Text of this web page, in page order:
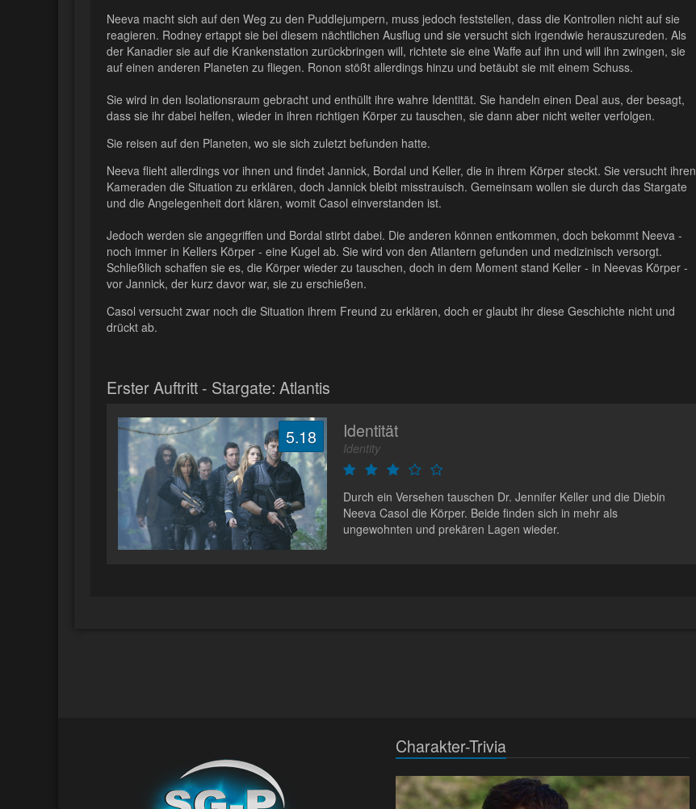
Neeva macht sich auf den Weg zu den Puddlejumpern, muss jedoch feststellen, dass die Kontrollen nicht auf sie
reagieren. Rodney ertappt sie bei diesem nächtlichen Ausflug und sie versucht sich irgendwie herauszureden. Als
der Kanadier sie auf die Krankenstation zurückbringen will, richtete sie eine Waffe auf ihn und will ihn zwingen, sie
auf einen anderen Planeten zu fliegen. Ronon stößt allerdings hinzu und betäubt sie mit einem Schuss.
Sie wird in den Isolationsraum gebracht und enthüllt ihre wahre Identität. Sie handeln einen Deal aus, der besagt,
dass sie ihr dabei helfen, wieder in ihren richtigen Körper zu tauschen, sie dann aber nicht weiter verfolgen.
Sie reisen auf den Planeten, wo sie sich zuletzt befunden hatte.
Neeva flieht allerdings vor ihnen und findet Jannick, Bordal und Keller, die in ihrem Körper steckt. Sie versucht ihren
Kameraden die Situation zu erklären, doch Jannick bleibt misstrauisch. Gemeinsam wollen sie durch das Stargate
und die Angelegenheit dort klären, womit Casol einverstanden ist.
Jedoch werden sie angegriffen und Bordal stirbt dabei. Die anderen können entkommen, doch bekommt Neeva -
noch immer in Kellers Körper - eine Kugel ab. Sie wird von den Atlantern gefunden und medizinisch versorgt.
Schließlich schaffen sie es, die Körper wieder zu tauschen, doch in dem Moment stand Keller - in Neevas Körper -
vor Jannick, der kurz davor war, sie zu erschießen.
Casol versucht zwar noch die Situation ihrem Freund zu erklären, doch er glaubt ihr diese Geschichte nicht und
drückt ab.
Erster Auftritt - Stargate: Atlantis
5.18 Identität
Identity
Durch ein Versehen tauschen Dr. Jennifer Keller und die Diebin
Neeva Casol die Körper. Beide finden sich in mehr als
ungewohnten und prekären Lagen wieder.
Charakter-Trivia